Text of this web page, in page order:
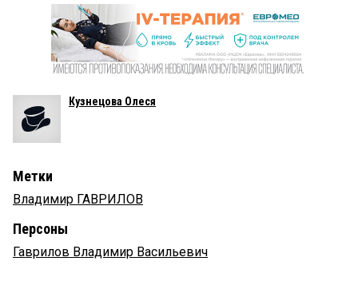
Кузнецова Олеся
Метки
Владимир ГАВРИЛОВ
Персоны
Гаврилов Владимир Васильевич